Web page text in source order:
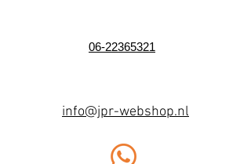
06-22365321
info@jpr-webshop.nl